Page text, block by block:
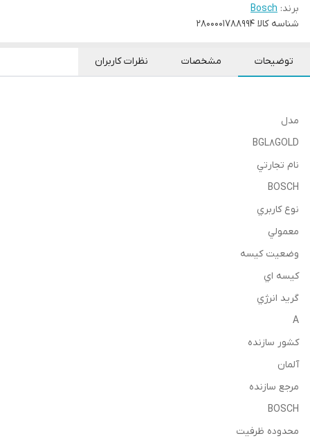
برند: Bosch
شناسه کالا 2800001788994
توضیحات مشخصات نظرات کاربران
مدل
BGL8GOLD
نام تجارتي
BOSCH
نوع كاربري
معمولي
وضعيت كيسه
كيسه اي
گريد انرژي
A
كشور سازنده
آلمان
مرجع سازنده
BOSCH
محدوده ظرفيت